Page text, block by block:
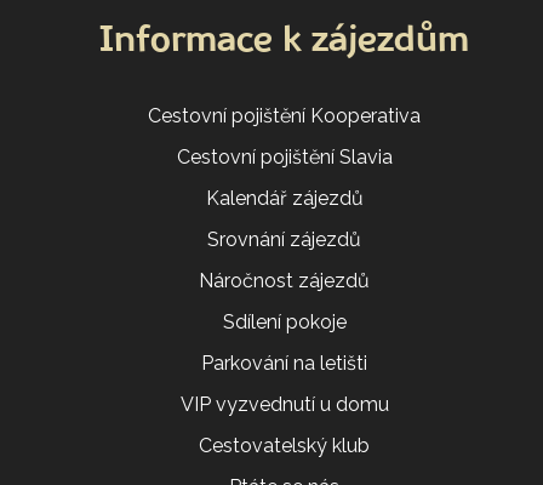
Informace k zájezdům
Cestovní pojištění Kooperativa
Cestovní pojištění Slavia
Kalendář zájezdů
Srovnání zájezdů
Náročnost zájezdů
Sdílení pokoje
Parkování na letišti
VIP vyzvednutí u domu
Cestovatelský klub